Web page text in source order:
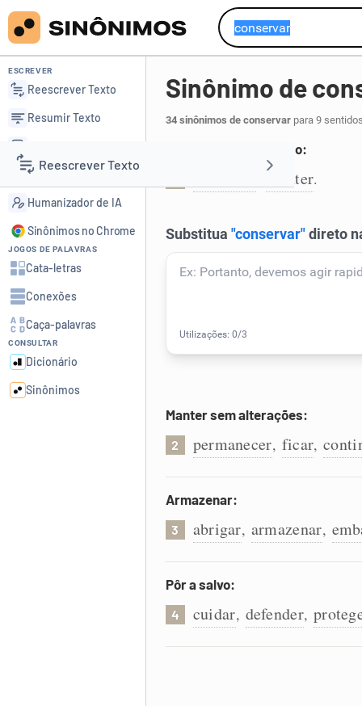
Reescrever Texto
Resumir Texto
Corrigir Texto
Detector de IA
Humanizador de IA
ESCREVER
Reescrever Texto
Resumir Texto
Detector de IA
Humanizador de IA
Sinônimos no Chrome
JOGOS DE PALAVRAS
Cata-letras
Conexões
Caça-palavras
CONSULTAR
Dicionário
Sinônimos
Sinônimo de
34 sinônimos de conservarpara 9
Manter em bom estado:
manter.
Manter sem alterações:
2 permanecer, ficar,
Armazenar:
3 abrigar, armazenar,
Pôr a salvo:
4 cuidar, defender,